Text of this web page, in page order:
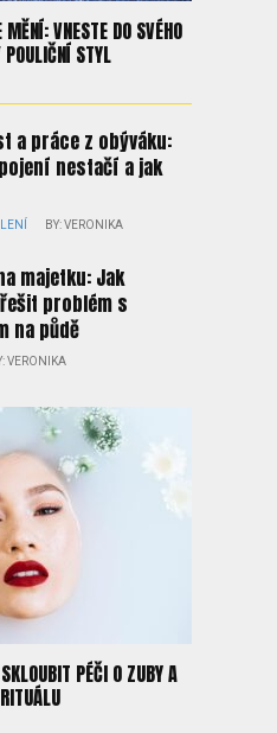
VNESTE DO SVÉHO
STYL
a práce z obýváku:
nestačí a jak
BY: VERONIKA
majetku: Jak
problém s
na půdě
VERONIKA
PÉČI O ZUBY A